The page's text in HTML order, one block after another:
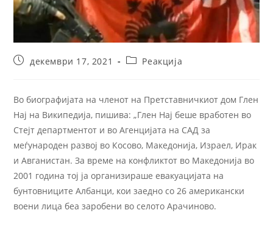
декември 17, 2021 Реакција
Во биографијата на членот на Претставничкиот дом Глен
Нај на Википедија, пишива: „Глен Нај беше вработен во
Стејт департментот и во Агенцијата на САД за
меѓународен развој во Косово, Македонија, Израел, Ирак
и Авганистан. За време на конфликтот во Македонија во
2001 година тој ја организираше евакуацијата на
бунтовниците Албанци, кои заедно со 26 американски
воени лица беа заробени во селото Арачиново.